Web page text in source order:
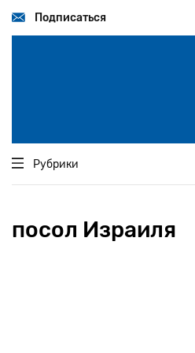
основномуПодписаться
Рубрики
посол Израиля